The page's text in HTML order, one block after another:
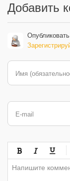
Добавить
Имя
E-mail
-